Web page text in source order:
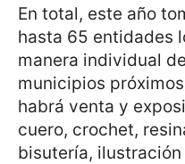
En total, este año
hasta 65 entidades
manera individual
municipios
habrá venta y
cuero, crochet,
bisutería,